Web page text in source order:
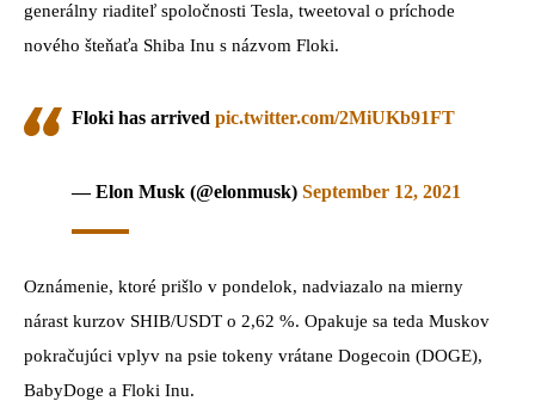
generálny riaditeľ spoločnosti Tesla, tweetoval o príchode
nového šteňaťa Shiba Inu s názvom Floki.
Floki has arrived pic.twitter.com/2MiUKb91FT
— Elon Musk (@elonmusk) September 12, 2021
Oznámenie, ktoré prišlo v pondelok, nadviazalo na mierny
nárast kurzov SHIB/USDT o 2,62 %. Opakuje sa teda Muskov
pokračujúci vplyv na psie tokeny vrátane Dogecoin (DOGE),
BabyDoge a Floki Inu.